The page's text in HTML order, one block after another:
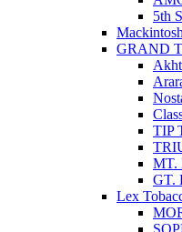
5th
Mackintosh
GRAND
TIP
MT.
GT.
Lex